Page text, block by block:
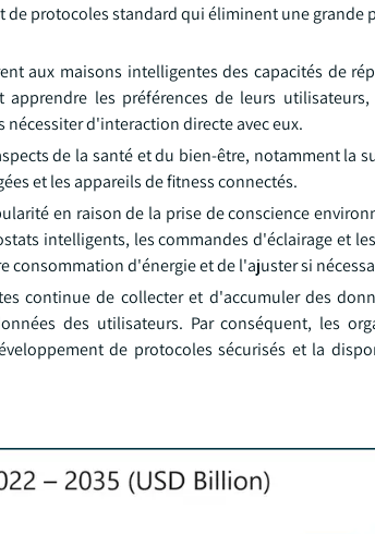
protocoles standard qui éliminent une grande
aux maisons intelligentes des capacités de
les préférences de leurs
d'interaction directe avec eux.
de la santé et du bien-être, notamment la
et les appareils de fitness connectés.
en raison de la prise de conscience
intelligents, les commandes d'éclairage et
consommation d'énergie et de l'ajuster si
continue de collecter et d'accumuler des
des utilisateurs. Par conséquent, les
de protocoles sécurisés et la